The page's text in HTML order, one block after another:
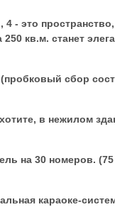
- это
кв.м. станет
сбор
в нежилом
на 30 номеров.
караоке-